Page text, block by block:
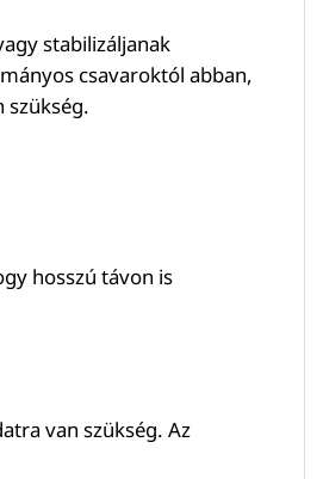
stabilizáljanak
csavaroktól abban,
szükség.
hosszú távon is
van szükség. Az